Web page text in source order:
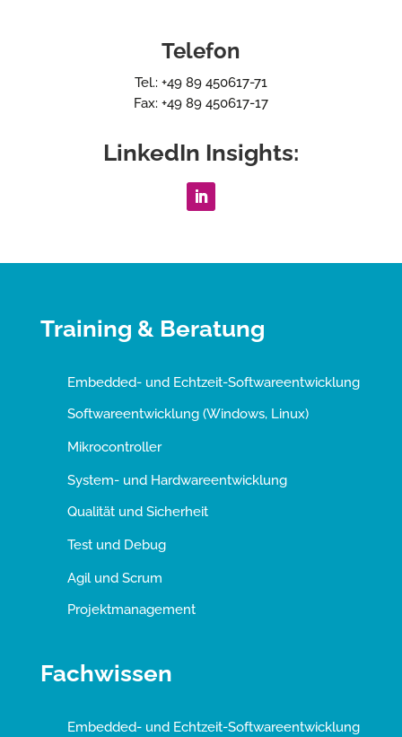
Telefon
Tel.: +49 89 450617-71
Fax: +49 89 450617-17
LinkedIn Insights:
Training & Beratung
Embedded- und Echtzeit-Softwareentwicklung
Softwareentwicklung (Windows, Linux)
Mikrocontroller
System- und Hardwareentwicklung
Qualität und Sicherheit
Test und Debug
Agil und Scrum
Projektmanagement
Fachwissen
Embedded- und Echtzeit-Softwareentwicklung